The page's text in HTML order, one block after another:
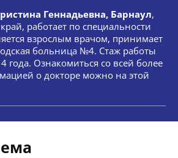
Геннадьевна, Барнаул,
работает по специальности
взрослым врачом, принимает
больница №4. Стаж работы
года. Ознакомиться со всей более
о докторе можно на этой